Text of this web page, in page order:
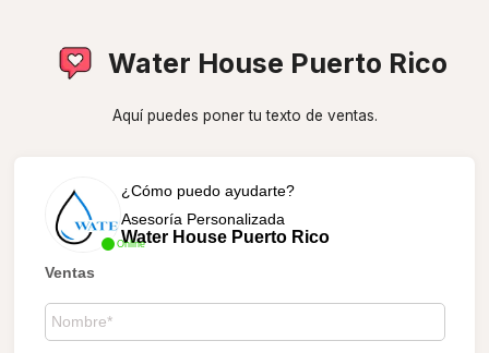
Water House Puerto Rico
Aquí puedes poner tu texto de ventas.
Online
¿Cómo puedo ayudarte?
Asesoría Personalizada
Water House Puerto Rico
Ventas